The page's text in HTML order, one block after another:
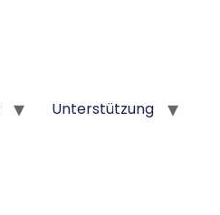
Unterstützung